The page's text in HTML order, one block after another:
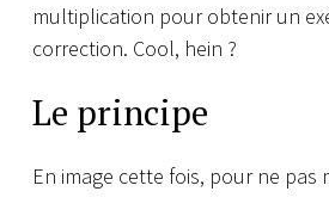
multiplication pour obtenir un
correction. Cool, hein ?
Le principe
En image cette fois, pour ne pas